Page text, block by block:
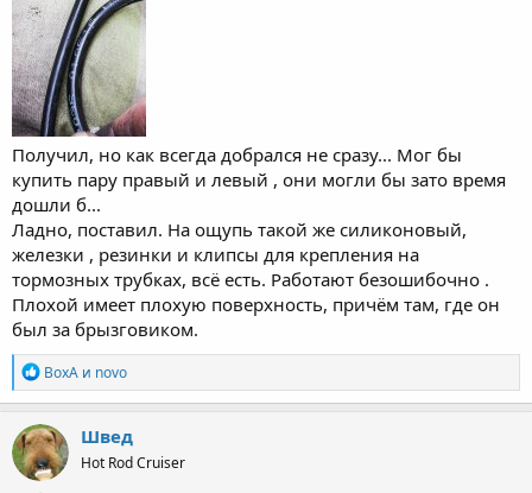
Получил, но как всегда добрался не сразу... Мог бы
купить пару правый и левый , они могли бы зато время
дошли б...
Ладно, поставил. На ощупь такой же силиконовый,
железки , резинки и клипсы для крепления на
тормозных трубках, всё есть. Работают безошибочно .
Плохой имеет плохую поверхность, причём там, где он
был за брызговиком.
Р
е
а
к
ц
и
и
ВохА и novo
Швед
Hot Rod Cruiser